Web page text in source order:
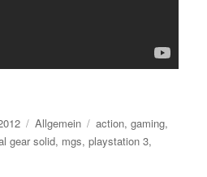
Kategorien
Allgemein Schlagwörter
action,gaming,
gear solid, mgs,playstation 3,